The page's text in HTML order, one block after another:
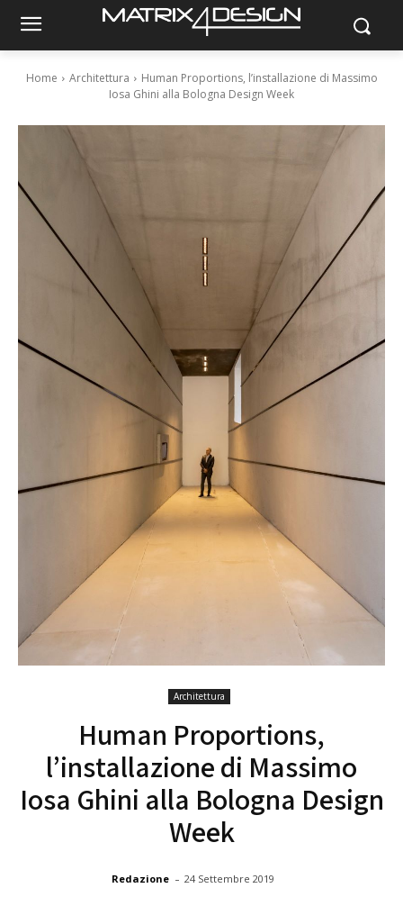
Home Architettura
Human Proportions, l’installazione di Massimo
Iosa Ghini alla Bologna Design Week
Architettura
Human Proportions,
l’installazione di Massimo
Iosa Ghini alla Bologna Design
Week
Redazione - 24 Settembre 2019